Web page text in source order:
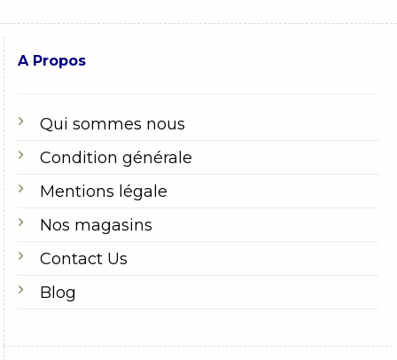
A Propos
Qui sommes nous
Condition générale
Mentions légale
Nos magasins
Contact Us
Blog